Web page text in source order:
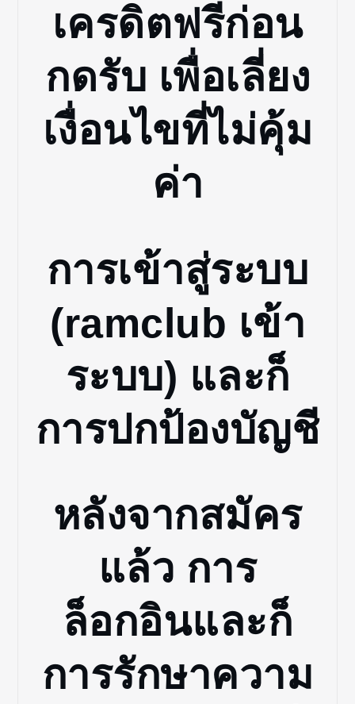
เครดิตฟรีก่อน
กดรับ เพื่อเลี่ยง
เงื่อนไขที่ไม่คุ้ม
ค่า
การเข้าสู่ระบบ
(ramclub เข้า
ระบบ) และก็
การปกป้องบัญชี
หลังจากสมัคร
แล้ว การ
ล็อกอินและก็
การรักษาความ